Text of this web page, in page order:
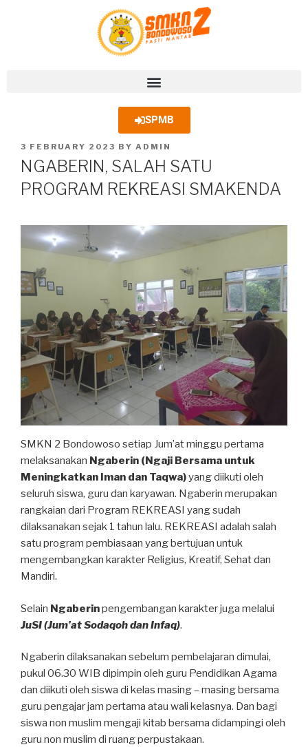
SPMB
3 FEBRUARY 2023 BY ADMIN
NGABERIN, SALAH SATU
PROGRAM REKREASI SMAKENDA
SMKN 2 Bondowoso setiap Jum’at minggu pertama
melaksanakan Ngaberin (Ngaji Bersama untuk
Meningkatkan Iman dan Taqwa)yang diikuti oleh
seluruh siswa, guru dan karyawan. Ngaberin merupakan
rangkaian dari Program REKREASI yang sudah
dilaksanakan sejak 1 tahun lalu. REKREASI adalah salah
satu program pembiasaan yang bertujuan untuk
mengembangkan karakter Religius, Kreatif, Sehat dan
Mandiri.
Selain Ngaberinpengembangan karakter juga melalui
JuSI (Jum’at Sodaqoh dan Infaq).
Ngaberin dilaksanakan sebelum pembelajaran dimulai,
pukul 06.30 WIB dipimpin oleh guru Pendidikan Agama
dan diikuti oleh siswa di kelas masing – masing bersama
guru pengajar jam pertama atau wali kelasnya. Dan bagi
siswa non muslim mengaji kitab bersama didampingi oleh
guru non muslim di ruang perpustakaan.